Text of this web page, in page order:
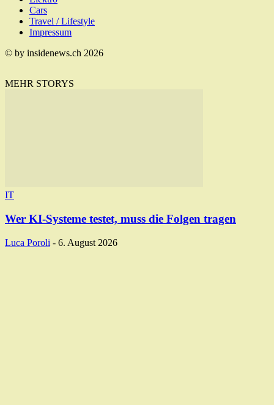
Cars
Travel / Lifestyle
Impressum
© by insidenews.ch 2026
MEHR STORYS
IT
Wer KI-Systeme testet, muss die Folgen tragen
Luca Poroli - 6. August 2026